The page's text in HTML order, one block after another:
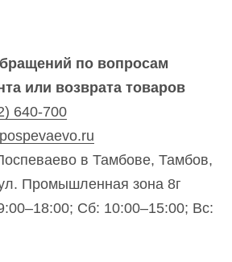
по вопросам
или возврата товаров
640-700
в Тамбове, Тамбов,
Промышленная зона 8г
Сб: 10:00–15:00; Вс: